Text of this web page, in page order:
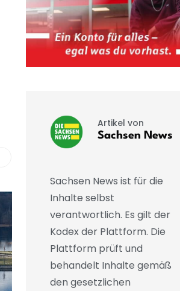
Artikel von
Sachsen News
Sachsen News ist für die
Inhalte selbst
verantwortlich. Es gilt der
Kodex der Plattform. Die
Plattform prüft und
behandelt Inhalte gemäß
den gesetzlichen